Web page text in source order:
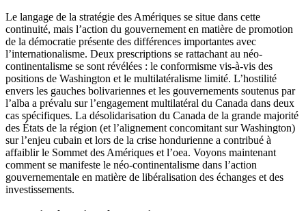
Le langage de la stratégie des Amériques se situe dans cette
continuité, mais l’action du gouvernement en matière de promotion
de la démocratie présente des différences importantes avec
l’internationalisme. Deux prescriptions se rattachant au néo-
continentalisme se sont révélées : le conformisme vis-à-vis des
positions de Washington et le multilatéralisme limité. L’hostilité
envers les gauches bolivariennes et les gouvernements soutenus par
l’alba a prévalu sur l’engagement multilatéral du Canada dans deux
cas spécifiques. La désolidarisation du Canada de la grande majorité
des États de la région (et l’alignement concomitant sur Washington)
sur l’enjeu cubain et lors de la crise hondurienne a contribué à
affaiblir le Sommet des Amériques et l’oea. Voyons maintenant
comment se manifeste le néo-continentalisme dans l’action
gouvernementale en matière de libéralisation des échanges et des
investissements.